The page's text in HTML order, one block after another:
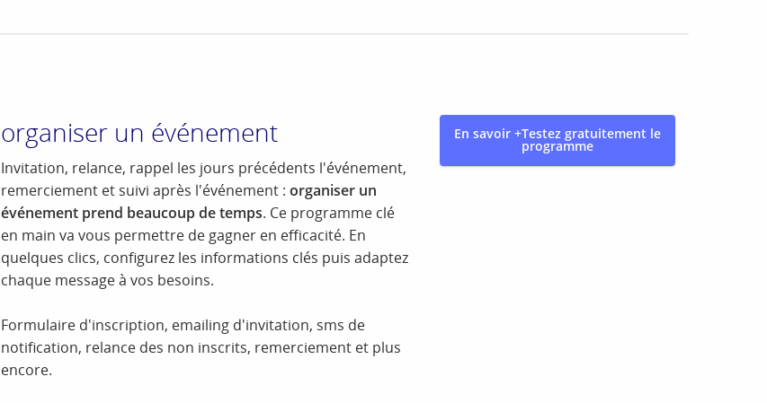
organiser un événement
Invitation, relance, rappel les jours précédents l'événement,
remerciement et suivi après l'événement : organiser un
événement prend beaucoup de temps. Ce programme clé
en main va vous permettre de gagner en efficacité. En
quelques clics, configurez les informations clés puis adaptez
chaque message à vos besoins.
Formulaire d'inscription, emailing d'invitation, sms de
notification, relance des non inscrits, remerciement et plus
encore.
En savoir +Testez gratuitement le
programme